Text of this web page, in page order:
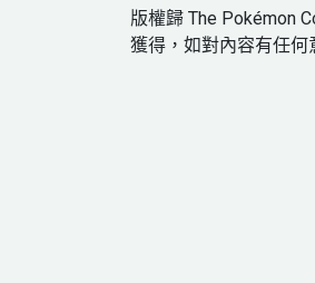
版權歸 The Pokémon
獲得，如對內容有任何